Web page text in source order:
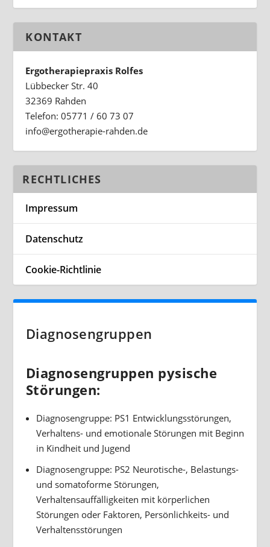
Diagnosengruppen
Diagnosengruppen pysische
Störungen:
Diagnosengruppe: PS1 Entwicklungsstörungen,
Verhaltens- und emotionale Störungen mit Beginn
in Kindheit und Jugend
Diagnosengruppe: PS2 Neurotische-, Belastungs-
und somatoforme Störungen,
Verhaltensauffälligkeiten mit körperlichen
Störungen oder Faktoren, Persönlichkeits- und
Verhaltensstörungen
KONTAKT
Ergotherapiepraxis Rolfes
Lübbecker Str. 40
32369 Rahden
Telefon: 05771 / 60 73 07
ed.nedhar-eiparehtogre@ofni
RECHTLICHES
Impressum
Datenschutz
Cookie-Richtlinie